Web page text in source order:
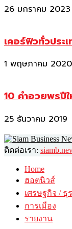
26 มกราคม 2023
เคอร์ฟิวทั่วประ
1 พฤษภาคม 2020
10 คำอวยพรปี
25 ธันวาคม 2019
ติดต่อเรา:
Home
ฮอตนิวส์
เศรษฐกิจ / ธุ
การเมือง
รายงาน